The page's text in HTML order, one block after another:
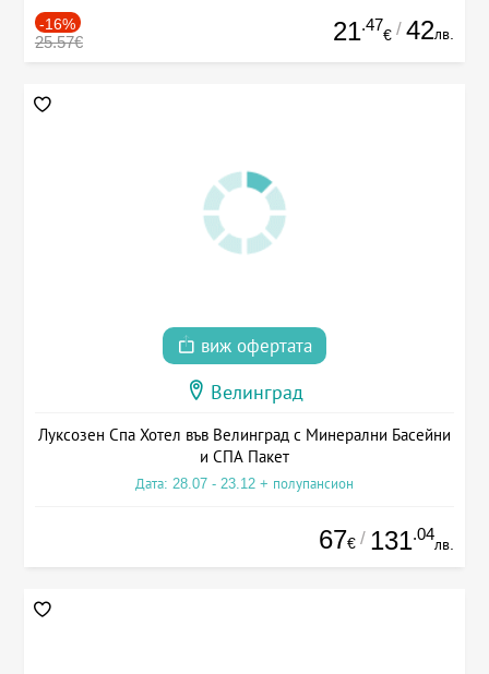
-16%
25.57€ 21.47
€ / 42лв.
виж офертата
Велинград
Луксозен Спа Хотел във Велинград с Минерални Басейни
и СПА Пакет
Дата: 28.07 - 23.12 + полупансион
67€ / 131.04
лв.